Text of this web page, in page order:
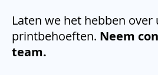
Laten we het hebben over
printbehoeften. Neem
team.